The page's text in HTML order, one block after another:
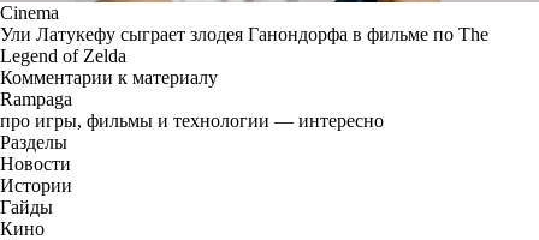
Cinema
Ули Латукефу сыграет злодея Ганондорфа в фильме по The
Legend of Zelda
Комментарии к материалу
Rampaga
про игры, фильмы и технологии — интересно
Разделы
Новости
Истории
Гайды
Кино